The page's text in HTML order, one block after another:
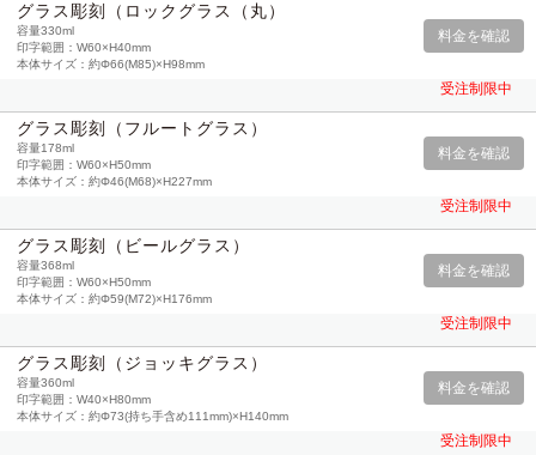
グラス彫刻（ロックグラス（丸）
容量330ml
印字範囲：W60×H40mm
本体サイズ：約Φ66(M85)×H98mm
受注制限中
グラス彫刻（フルートグラス）
容量178ml
印字範囲：W60×H50mm
本体サイズ：約Φ46(M68)×H227mm
受注制限中
グラス彫刻（ビールグラス）
容量368ml
印字範囲：W60×H50mm
本体サイズ：約Φ59(M72)×H176mm
受注制限中
グラス彫刻（ジョッキグラス）
容量360ml
印字範囲：W40×H80mm
本体サイズ：約Φ73(持ち手含め111mm)×H140mm
受注制限中